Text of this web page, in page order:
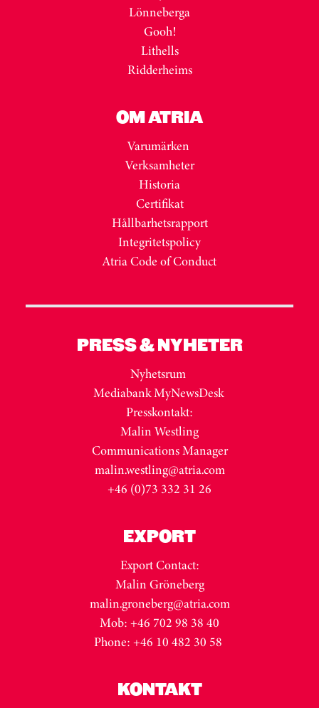
Lönneberga
Gooh!
Lithells
Ridderheims
OM ATRIA
Varumärken
Verksamheter
Historia
Certifikat
Hållbarhetsrapport
Integritetspolicy
Atria Code of Conduct
PRESS & NYHETER
Nyhetsrum
Mediabank MyNewsDesk
Presskontakt:
Malin Westling
Communications Manager
malin.westling@atria.com
+46 (0)73 332 31 26
EXPORT
Export Contact:
Malin Gröneberg
malin.groneberg@atria.com
Mob: +46 702 98 38 40
Phone: +46 10 482 30 58
KONTAKT